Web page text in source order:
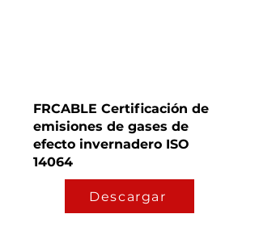
FRCABLE Certificación de
emisiones de gases de
efecto invernadero ISO
14064
Descargar